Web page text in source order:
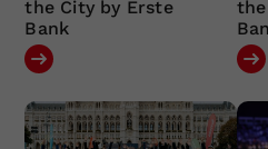
the City by Erste
Bank